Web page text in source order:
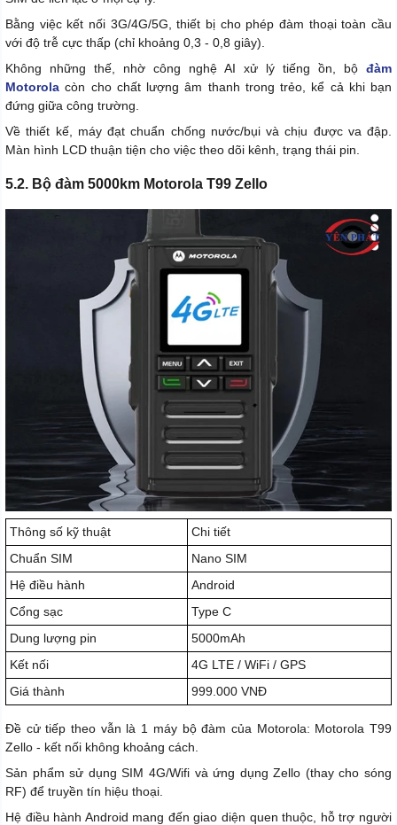
Bằng việc kết nối 3G/4G/5G, thiết bị cho phép đàm thoại toàn cầu
với độ trễ cực thấp (chỉ khoảng 0,3 - 0,8 giây).
Không những thế, nhờ công nghệ AI xử lý tiếng ồn, bộ đàm
Motorola còn cho chất lượng âm thanh trong trẻo, kể cả khi bạn
đứng giữa công trường.
Về thiết kế, máy đạt chuẩn chống nước/bụi và chịu được va đập.
Màn hình LCD thuận tiện cho việc theo dõi kênh, trạng thái pin.
5.2. Bộ đàm 5000km Motorola T99 Zello
Thông số kỹ thuật
Chi tiết
Chuẩn SIM
Nano SIM
Hệ điều hành
Android
Cổng sạc
Type C
Dung lượng pin
5000mAh
Kết nối
4G LTE / WiFi / GPS
Giá thành
999.000 VNĐ
Đề cử tiếp theo vẫn là 1 máy bộ đàm của Motorola: Motorola T99
Zello - kết nối không khoảng cách.
Sản phẩm sử dụng SIM 4G/Wifi và ứng dụng Zello (thay cho sóng
RF) để truyền tín hiệu thoại.
Hệ điều hành Android mang đến giao diện quen thuộc, hỗ trợ người